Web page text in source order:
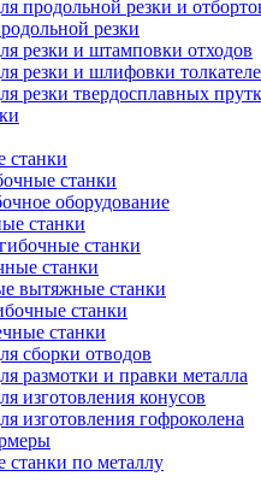
продольной резки и
резки
резки и штамповки отходов
резки и шлифовки
резки твердосплавных
станки
станки
оборудование
станки
станки
станки
вытяжные станки
станки
станки
сборки отводов
размотки и правки металла
изготовления конусов
изготовления гофроколена
по металлу